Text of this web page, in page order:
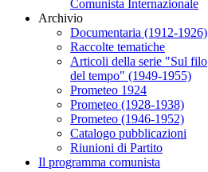
Comunista Internazionale
Archivio
Documentaria (1912-1926)
Raccolte tematiche
Articoli della serie "Sul filo
del tempo" (1949-1955)
Prometeo 1924
Prometeo (1928-1938)
Prometeo (1946-1952)
Catalogo pubblicazioni
Riunioni di Partito
Il programma comunista